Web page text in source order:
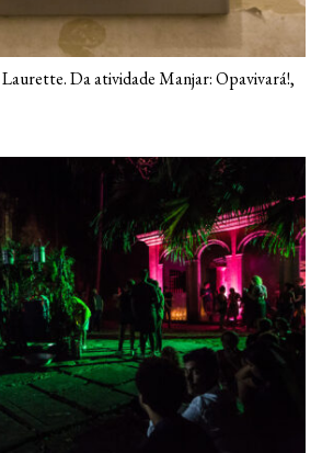
Da atividade Manjar: Opavivará!,